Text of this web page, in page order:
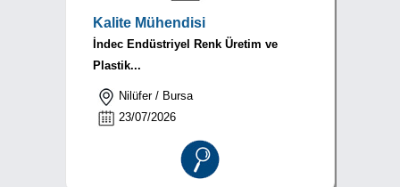
Kalite Mühendisi
İndec Endüstriyel Renk Üretim ve
Plastik...
Nilüfer / Bursa
23/07/2026